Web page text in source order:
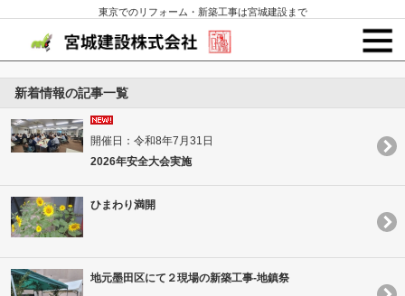
東京でのリフォーム・新築工事は宮城建設まで
新着情報の記事一覧
開催日：令和8年7月31日
2026年安全大会実施
ひまわり満開
地元墨田区にて２現場の新築工事-地鎮祭